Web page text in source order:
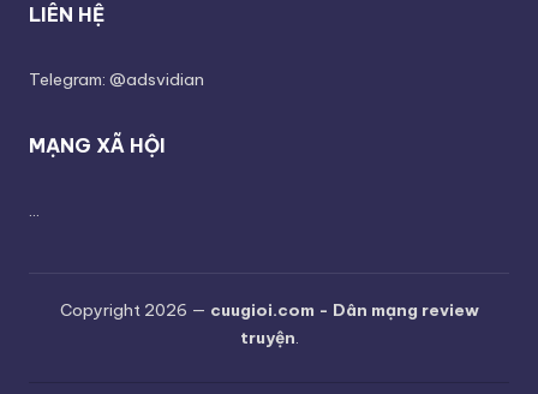
LIÊN HỆ
Telegram: @adsvidian
MẠNG XÃ HỘI
...
Copyright 2026 — cuugioi.com - Dân mạng review
truyện.